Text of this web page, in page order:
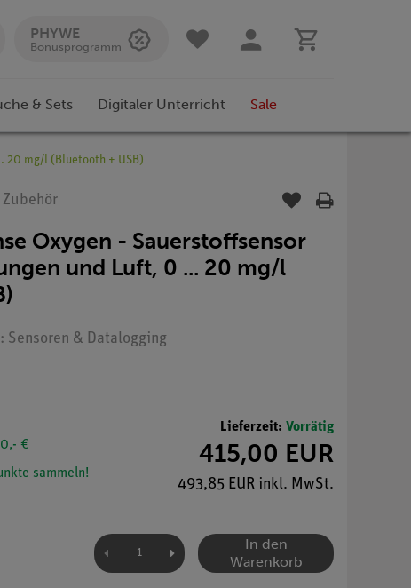
PHYWE
Bonusprogramm
& Sets Digitaler Unterricht Sale
20 mg/l (Bluetooth + USB)
Oxygen - Sauerstoffsensor
und Luft, 0 ... 20 mg/l
Sensoren & Datalogging
€
sammeln!
Lieferzeit: Vorrätig
415,00 EUR
493,85 EUR inkl. MwSt.
In den
Warenkorb